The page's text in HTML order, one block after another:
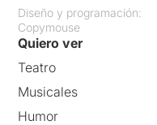
Diseño y programación:
Copymouse
Quiero ver
Teatro
Musicales
Humor